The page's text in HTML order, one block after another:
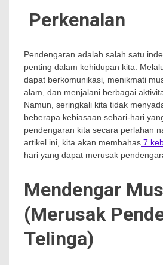
Perkenalan
Pendengaran adalah salah satu
penting dalam kehidupan kita.
dapat berkomunikasi, menikmati
alam, dan menjalani berbagai
Namun, seringkali kita tidak
beberapa kebiasaan sehari-hari
pendengaran kita secara perlahan
artikel ini, kita akan membahas 7
hari yang dapat merusak
Mendengar
(Merusak
Telinga)